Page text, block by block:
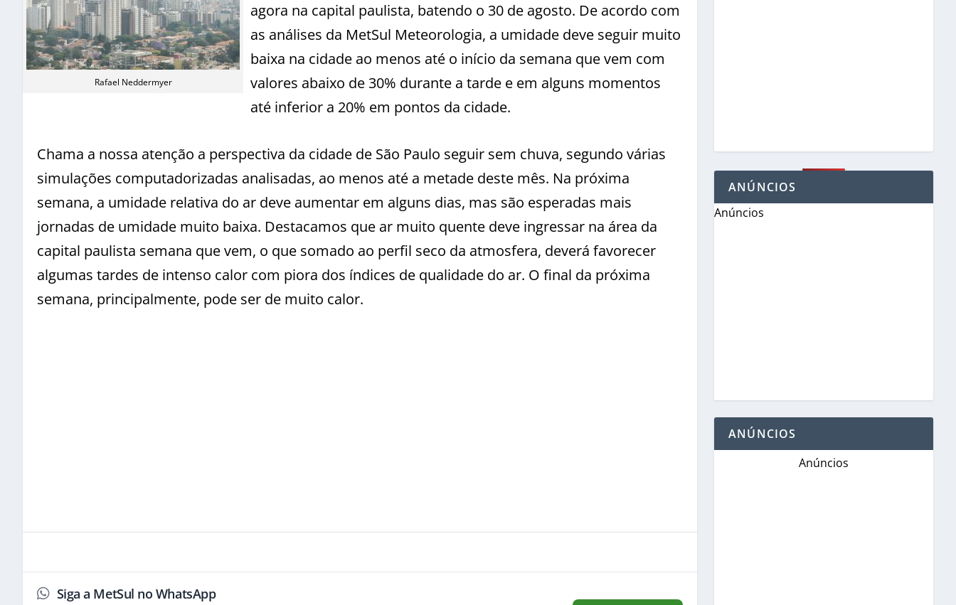
Rafael Neddermyer
agora na capital paulista, batendo o 30 de agosto. De acordo com
as análises da MetSul Meteorologia, a umidade deve seguir muito
baixa na cidade ao menos até o início da semana que vem com
valores abaixo de 30% durante a tarde e em alguns momentos
até inferior a 20% em pontos da cidade.
Chama a nossa atenção a perspectiva da cidade de São Paulo seguir sem chuva, segundo várias
simulações computadorizadas analisadas, ao menos até a metade deste mês. Na próxima
semana, a umidade relativa do ar deve aumentar em alguns dias, mas são esperadas mais
jornadas de umidade muito baixa. Destacamos que ar muito quente deve ingressar na área da
capital paulista semana que vem, o que somado ao perfil seco da atmosfera, deverá favorecer
algumas tardes de intenso calor com piora dos índices de qualidade do ar. O final da próxima
semana, principalmente, pode ser de muito calor.
Siga a MetSul no WhatsApp
ANÚNCIOS
Anúncios
ANÚNCIOS
Anúncios